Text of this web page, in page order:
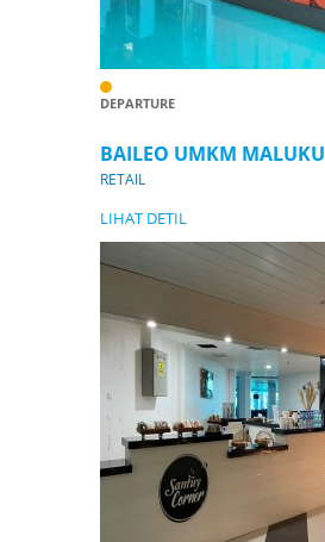
DEPARTURE
BAILEO UMKM MALUKU
RETAIL
LIHAT DETIL